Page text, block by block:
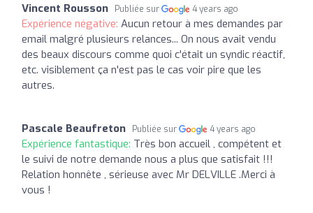
Vincent Rousson Publiée sur 4 years ago
Expérience négative: Aucun retour à mes demandes par
email malgré plusieurs relances... On nous avait vendu
des beaux discours comme quoi c'était un syndic réactif,
etc. visiblement ça n'est pas le cas voir pire que les
autres.
Pascale Beaufreton Publiée sur 4 years ago
Expérience fantastique: Très bon accueil , compétent et
le suivi de notre demande nous a plus que satisfait !!!
Relation honnête , sérieuse avec Mr DELVILLE .Merci à
vous !